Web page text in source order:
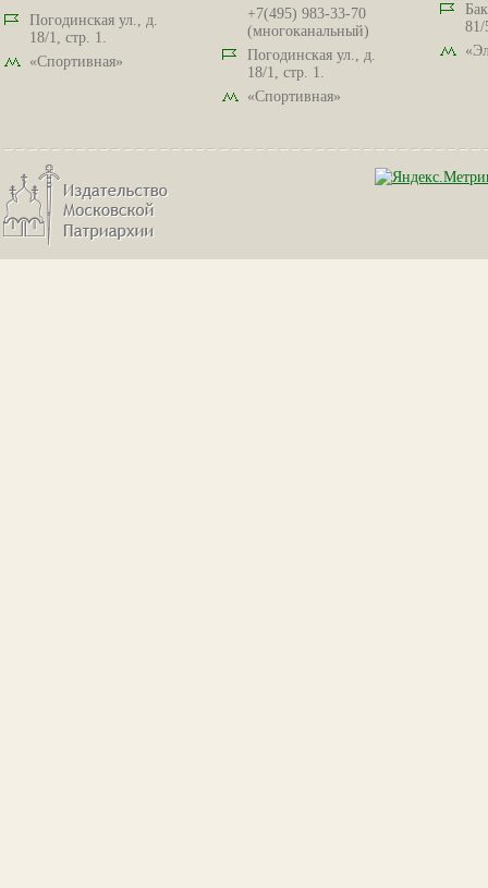
Погодинская ул., д.
18/1, стр. 1.
«Спортивная»
+7(495) 983-33-70
(многоканальный)
Погодинская ул., д.
18/1, стр. 1.
«Спортивная»
81/